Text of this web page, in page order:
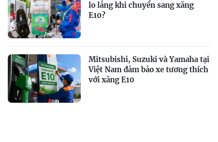
lo lắng khi chuyển sang xăng
E10?
Mitsubishi, Suzuki và Yamaha tại
Việt Nam đảm bảo xe tương thích
với xăng E10